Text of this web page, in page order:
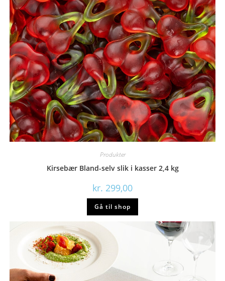
Produkter
Kirsebær Bland-selv slik i kasser 2,4 kg
kr. 299,00
Gå til shop